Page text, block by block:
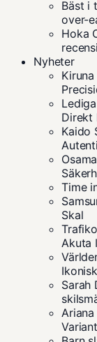
Bäst i
over-
Hoka
Nyheter
Direkt
Kaido
Time
Skal
Akuta
Sarah